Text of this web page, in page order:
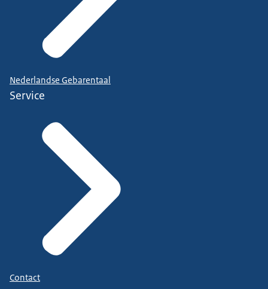
Nederlandse Gebarentaal
Service
Contact